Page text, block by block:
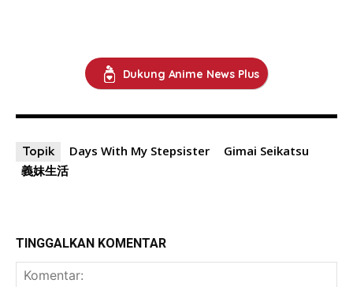
Dukung Anime News Plus
Topik Days With My Stepsister
Gimai Seikatsu
義妹生活
TINGGALKAN KOMENTAR